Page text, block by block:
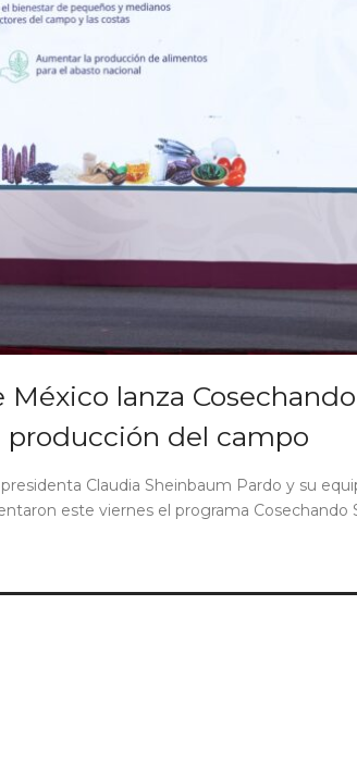
México lanza
producción del campo
Claudia Sheinbaum Pardo y su
este viernes el programa Cosechando